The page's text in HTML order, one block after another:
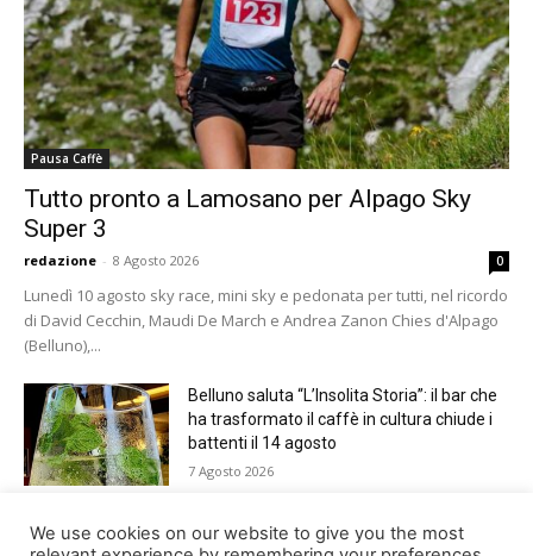
Pausa Caffè
Tutto pronto a Lamosano per Alpago Sky
Super 3
redazione - 8 Agosto 2026 0
Lunedì 10 agosto sky race, mini sky e pedonata per tutti, nel ricordo
di David Cecchin, Maudi De March e Andrea Zanon Chies d'Alpago
(Belluno),...
Belluno saluta “L’Insolita Storia”: il bar che
ha trasformato il caffè in cultura chiude i
battenti il 14 agosto
7 Agosto 2026
Giro del Lago di Santa Croce 2026.
Appuntamento domenica 16 agosto
We use cookies on our website to give you the most